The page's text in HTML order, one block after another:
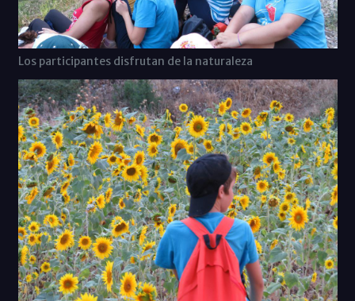
Los participantes disfrutan de la naturaleza